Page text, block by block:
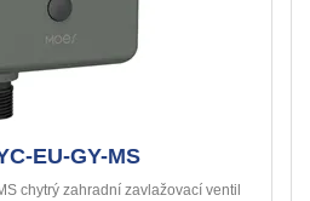
EU-GY-MS
chytrý zahradní zavlažovací ventil